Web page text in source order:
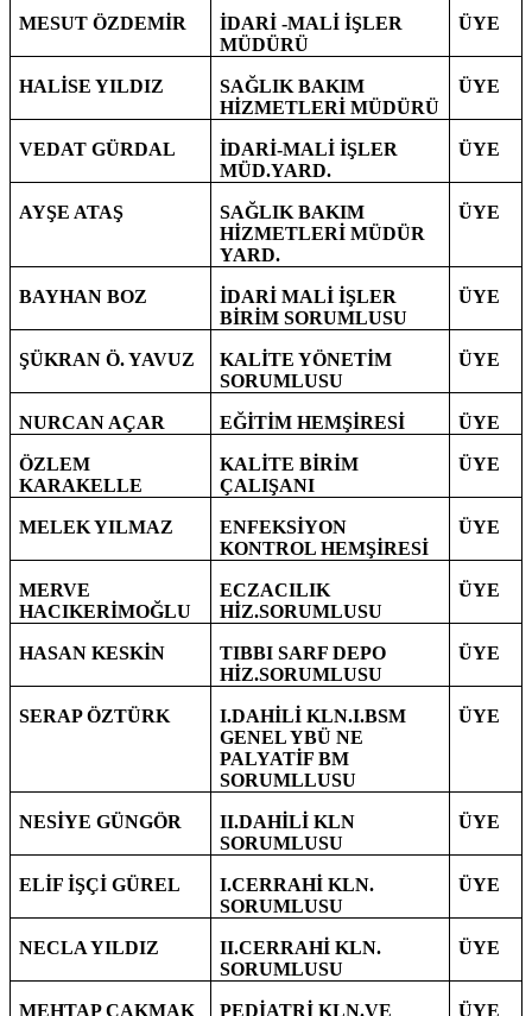
MESUT ÖZDEMİR
İDARİ -MALİ İŞLER
MÜDÜRÜ
ÜYE
HALİSE YILDIZ
SAĞLIK BAKIM
HİZMETLERİ MÜDÜRÜ
ÜYE
VEDAT GÜRDAL
İDARİ-MALİ İŞLER
MÜD.YARD.
ÜYE
AYŞE ATAŞ
SAĞLIK BAKIM
HİZMETLERİ MÜDÜR
YARD.
ÜYE
BAYHAN BOZ
İDARİ MALİ İŞLER
BİRİM SORUMLUSU
ÜYE
ŞÜKRAN Ö. YAVUZ
KALİTE YÖNETİM
SORUMLUSU
ÜYE
NURCAN AÇAR EĞİTİM HEMŞİRESİ ÜYE
ÖZLEM
KARAKELLE
KALİTE BİRİM
ÇALIŞANI
ÜYE
MELEK YILMAZ
ENFEKSİYON
KONTROL HEMŞİRESİ
ÜYE
MERVE
HACIKERİMOĞLU
ECZACILIK
HİZ.SORUMLUSU
ÜYE
HASAN KESKİN
TIBBI SARF DEPO
HİZ.SORUMLUSU
ÜYE
SERAP ÖZTÜRK
I.DAHİLİ KLN.I.BSM
GENEL YBÜ NE
PALYATİF BM
SORUMLLUSU
ÜYE
NESİYE GÜNGÖR
II.DAHİLİ KLN
SORUMLUSU
ÜYE
ELİF İŞÇİ GÜREL
I.CERRAHİ KLN.
SORUMLUSU
ÜYE
NECLA YILDIZ
II.CERRAHİ KLN.
SORUMLUSU
ÜYE
MEHTAP ÇAKMAK
PEDİATRİ KLN.VE
ÜYE